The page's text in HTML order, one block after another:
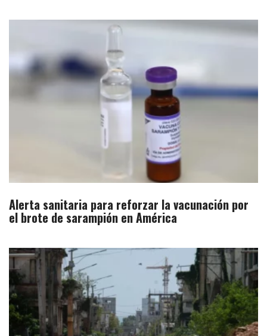
Alerta sanitaria para reforzar la vacunación por
el brote de sarampión en América